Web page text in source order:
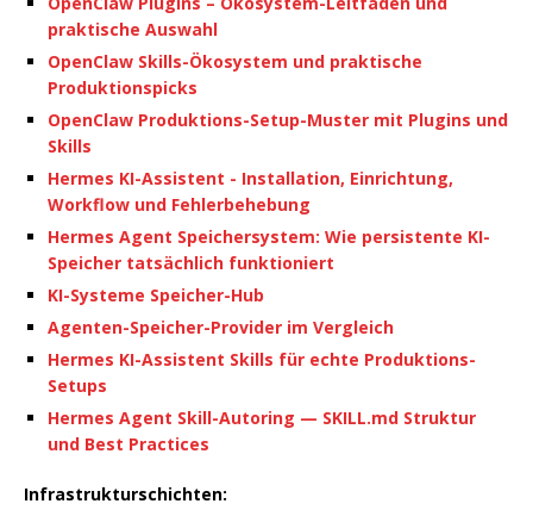
praktische Auswahl
OpenClaw Skills-Ökosystem und praktische
Produktionspicks
OpenClaw Produktions-Setup-Muster mit Plugins und
Skills
Hermes KI-Assistent - Installation, Einrichtung,
Workflow und Fehlerbehebung
Hermes Agent Speichersystem: Wie persistente KI-
Speicher tatsächlich funktioniert
KI-Systeme Speicher-Hub
Agenten-Speicher-Provider im Vergleich
Hermes KI-Assistent Skills für echte Produktions-
Setups
Hermes Agent Skill-Autoring — SKILL.md Struktur
und Best Practices
Infrastrukturschichten: